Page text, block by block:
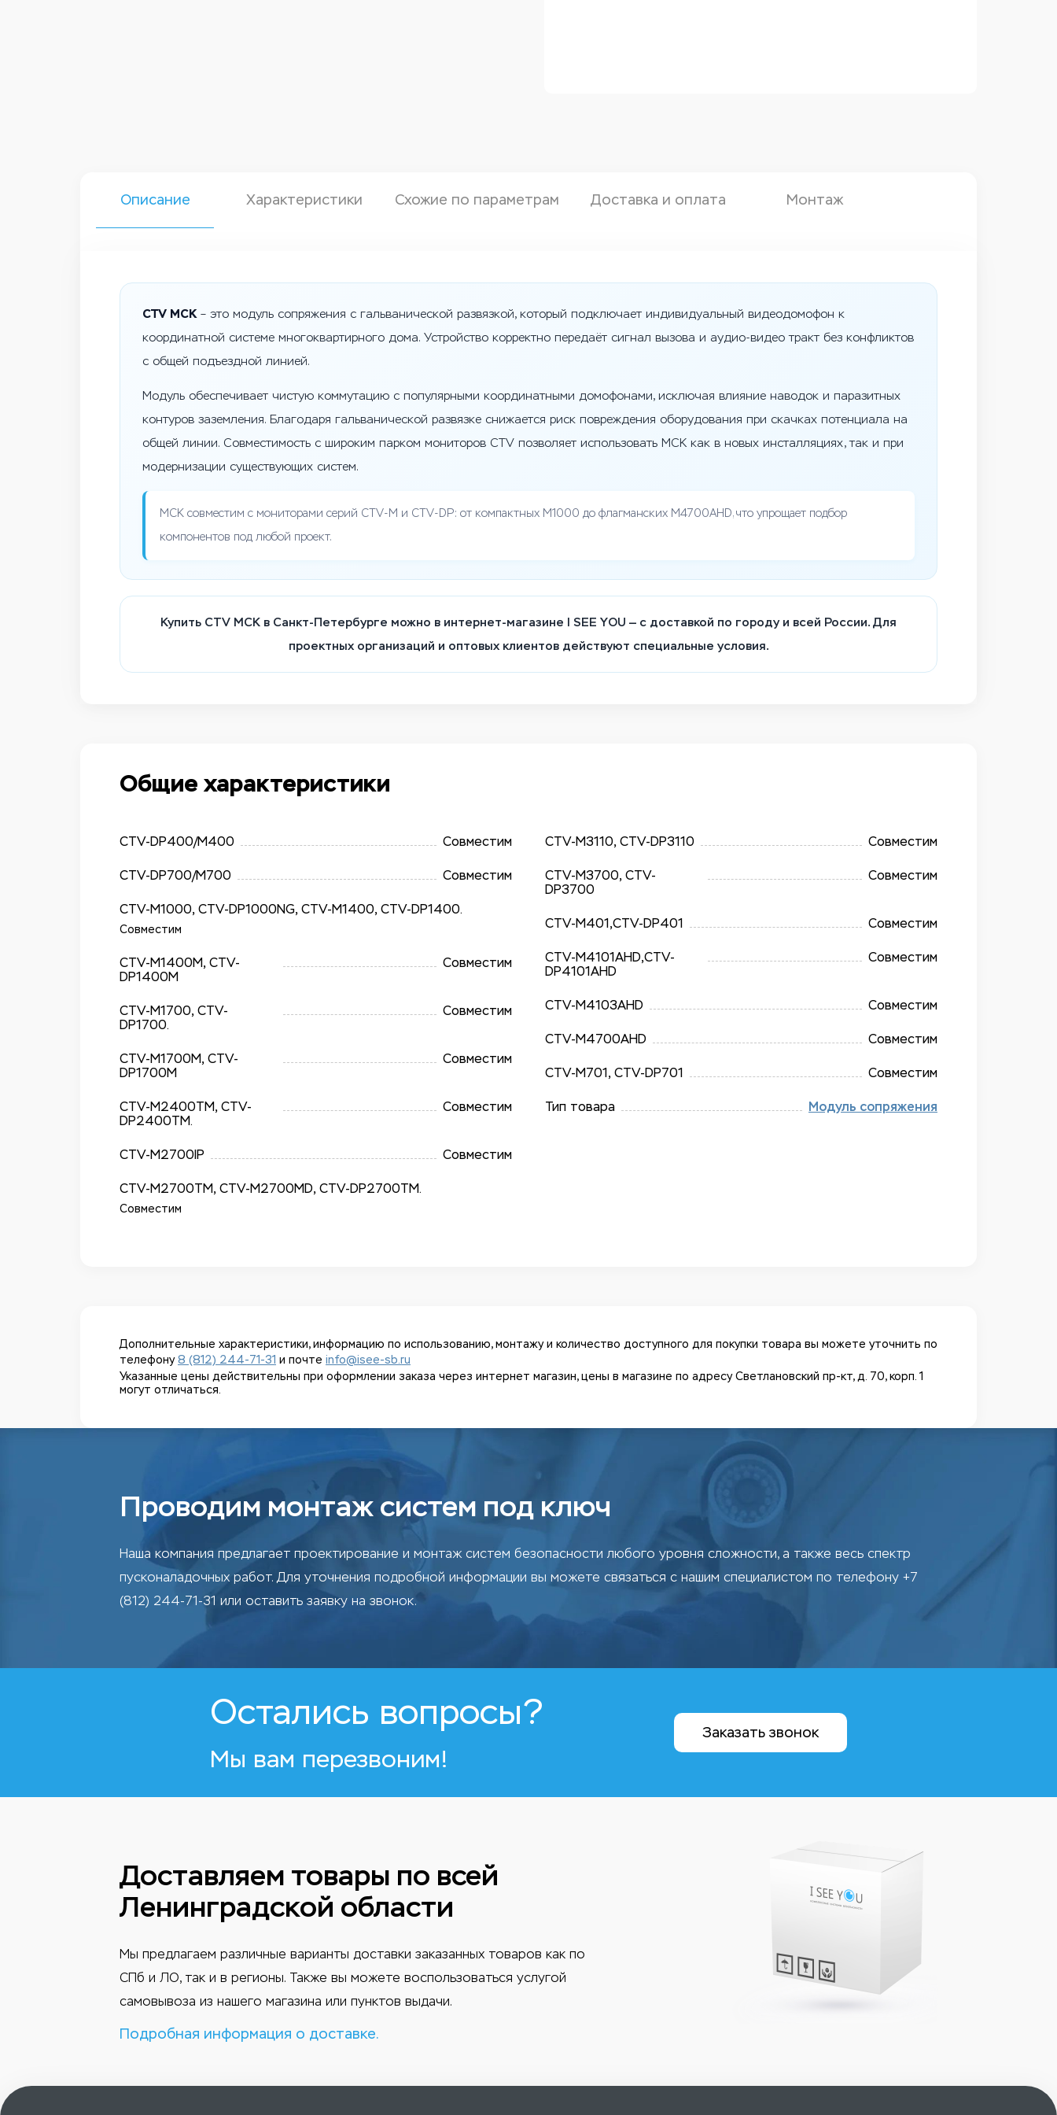
Описание Характеристики Схожие по параметрам Доставка и оплата Монтаж
CTV МСК– это модуль сопряжения с гальванической развязкой, который подключает индивидуальный видеодомофон к
координатной системе многоквартирного дома. Устройство корректно передаёт сигнал вызова и аудио-видео тракт без конфликтов
с общей подъездной линией.
Модуль обеспечивает чистую коммутацию с популярными координатными домофонами, исключая влияние наводок и паразитных
контуров заземления. Благодаря гальванической развязке снижается риск повреждения оборудования при скачках потенциала на
общей линии. Совместимость с широким парком мониторов CTV позволяет использовать МСК как в новых инсталляциях, так и при
модернизации существующих систем.
МСК совместим с мониторами серий CTV-M и CTV-DP: от компактных M1000 до флагманских M4700AHD, что упрощает подбор
компонентов под любой проект.
Купить CTV МСК в Санкт-Петербурге можно в интернет-магазине I SEE YOU — с доставкой по городу и всей России. Для
проектных организаций и оптовых клиентов действуют специальные условия.
Общие характеристики
CTV-DP400/М400 Совместим
CTV-DP700/М700 Совместим
CTV-M1000, CTV-DP1000NG, CTV-M1400, CTV-DP1400.
Совместим
CTV-M1400M, CTV-
DP1400M
Совместим
CTV-M1700, CTV-
DP1700.
Совместим
CTV-M1700M, CTV-
DP1700M
Совместим
CTV-M2400TM, CTV-
DP2400TM.
Совместим
CTV-M2700IP Совместим
CTV-M2700TM, CTV-M2700MD, CTV-DP2700TM.
Совместим
CTV-M3110, CTV-DP3110 Совместим
CTV-M3700, CTV-
DP3700
Совместим
CTV-M401,CTV-DP401 Совместим
CTV-M4101AHD,CTV-
DP4101AHD
Совместим
CTV-M4103AHD Совместим
CTV-M4700AHD Совместим
CTV-M701, CTV-DP701 Совместим
Тип товара Модуль сопряжения
Дополнительные характеристики, информацию по использованию, монтажу и количество доступного для покупки товара вы можете уточнить по
телефону8 (812) 244-71-31 и почте info@isee-sb.ru
Указанные цены действительны при оформлении заказа через интернет магазин, цены в магазине по адресу Светлановский пр-кт, д. 70, корп. 1
могут отличаться.
Проводим монтаж систем под ключ
Наша компания предлагает проектирование и монтаж систем безопасности любого уровня сложности, а также весь спектр
пусконаладочных работ. Для уточнения подробной информации вы можете связаться с нашим специалистом по телефону +7
(812) 244-71-31 или оставить заявку на звонок.
Остались вопросы?
Мы вам перезвоним!
Заказать звонок
Доставляем товары по всей
Ленинградской области
Мы предлагаем различные варианты доставки заказанных товаров как по
СПб и ЛО, так и в регионы. Также вы можете воспользоваться услугой
самовывоза из нашего магазина или пунктов выдачи.
Подробная информация о доставке.